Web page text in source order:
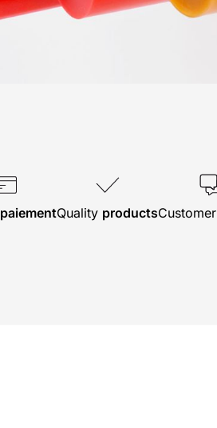
paiementQuality productsCustomer